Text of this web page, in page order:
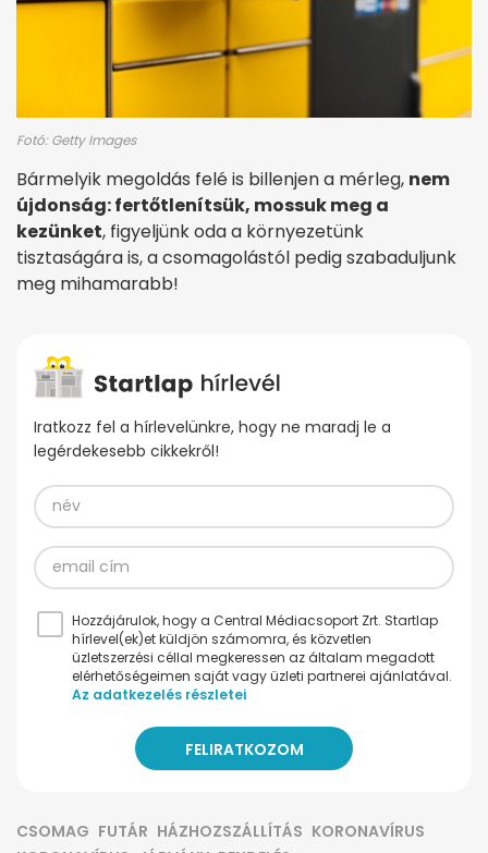
Fotó: Getty Images
Bármelyik megoldás felé is billenjen a mérleg, nem
újdonság: fertőtlenítsük, mossuk meg a
kezünket, figyeljünk oda a környezetünk
tisztaságára is, a csomagolástól pedig szabaduljunk
meg mihamarabb!
Iratkozz fel a hírlevelünkre, hogy ne maradj le a
legérdekesebb cikkekről!
Hozzájárulok, hogy a Central Médiacsoport Zrt. Startlap
hírlevel(ek)et küldjön számomra, és közvetlen
üzletszerzési céllal megkeressen az általam megadott
elérhetőségeimen saját vagy üzleti partnerei ajánlatával.
Az adatkezelés részletei
CSOMAG FUTÁR HÁZHOZSZÁLLÍTÁS KORONAVÍRUS